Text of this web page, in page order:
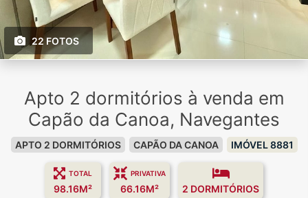
22 FOTOS
Apto 2 dormitórios à venda em
Capão da Canoa, Navegantes
APTO 2 DORMITÓRIOS CAPÃO DA CANOA IMÓVEL 8881
TOTAL
98.16M²
PRIVATIVA
66.16M² 2 DORMITÓRIOS